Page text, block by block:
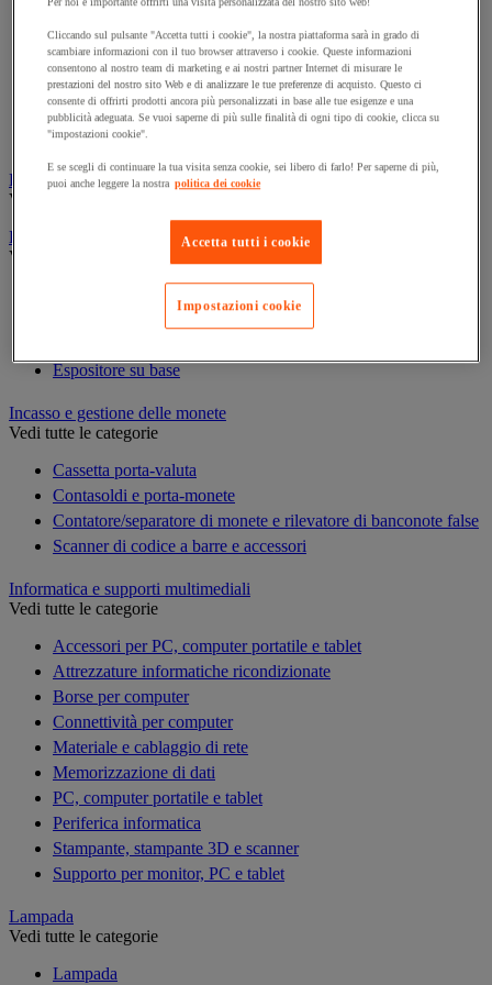
Cornice e sistema di fissaggio
Decorazione per feste
Orologio
Pellicola adesiva per vetro
Pianta artificiale da ufficio
Vetrina per esposizione
Elezione
Vedi tutte le categorie
Espositore
Vedi tutte le categorie
Espositore su base
Incasso e gestione delle monete
Vedi tutte le categorie
Cassetta porta-valuta
Contasoldi e porta-monete
Contatore/separatore di monete e rilevatore di banconote false
Scanner di codice a barre e accessori
Informatica e supporti multimediali
Vedi tutte le categorie
Accessori per PC, computer portatile e tablet
Attrezzature informatiche ricondizionate
Borse per computer
Connettività per computer
Materiale e cablaggio di rete
Memorizzazione di dati
PC, computer portatile e tablet
Periferica informatica
Stampante, stampante 3D e scanner
Supporto per monitor, PC e tablet
Lampada
Vedi tutte le categorie
Lampada
Cliccando sul pulsante "Accetta tutti i cookie", la nostra piattaforma sarà in grado di
scambiare informazioni con il tuo browser attraverso i cookie. Queste informazioni
consentono al nostro team di marketing e ai nostri partner Internet di misurare le
prestazioni del nostro sito Web e di analizzare le tue preferenze di acquisto. Questo ci
consente di offrirti prodotti ancora più personalizzati in base alle tue esigenze e una
pubblicità adeguata. Se vuoi saperne di più sulle finalità di ogni tipo di cookie, clicca su
"impostazioni cookie".
E se scegli di continuare la tua visita senza cookie, sei libero di farlo! Per saperne di più,
puoi anche leggere la nostra politica dei cookie
Accetta tutti i cookie
Impostazioni cookie